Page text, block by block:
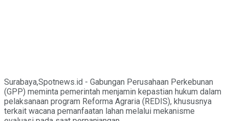
Surabaya,Spotnews.id - Gabungan Perusahaan Perkebunan
(GPP) meminta pemerintah menjamin kepastian hukum dalam
pelaksanaan program Reforma Agraria (REDIS), khususnya
terkait wacana pemanfaatan lahan melalui mekanisme